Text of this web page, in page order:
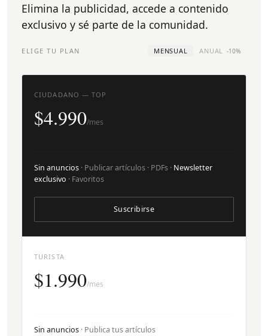
Elimina la publicidad, accede a contenido
exclusivo y sé parte de la comunidad.
ELIGE TU PLAN MENSUAL ANUAL -10%
TURISTA
$1.990/mes
Sin anuncios · Publica tus artículos
CIUDADANO — TOP
$4.990/mes
Sin anuncios · Publicar artículos · PDFs · Newsletter
exclusivo · Favoritos
Suscribirse